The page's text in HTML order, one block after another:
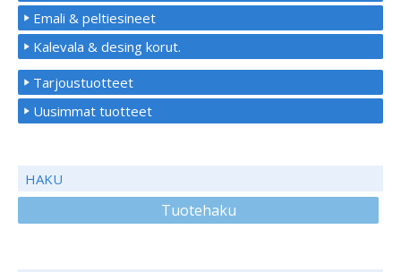
Emali & peltiesineet
Kalevala & desing korut.
Tarjoustuotteet
Uusimmat tuotteet
HAKU
Tuotehaku